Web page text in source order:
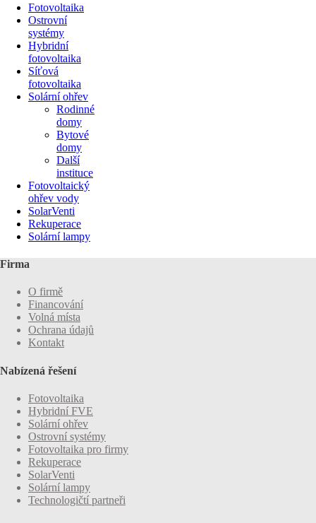
Fotovoltaika
Ostrovní
systémy
Hybridní
fotovoltaika
Síťová
fotovoltaika
Solární ohřev
Rodinné
domy
Bytové
domy
Další
instituce
Fotovoltaický
ohřev vody
SolarVenti
Rekuperace
Solární lampy
Firma
O firmě
Financování
Volná místa
Ochrana údajů
Kontakt
Nabízená řešení
Fotovoltaika
Hybridní FVE
Solární ohřev
Ostrovní systémy
Fotovoltaika pro firmy
Rekuperace
SolarVenti
Solární lampy
Technologičtí partneři